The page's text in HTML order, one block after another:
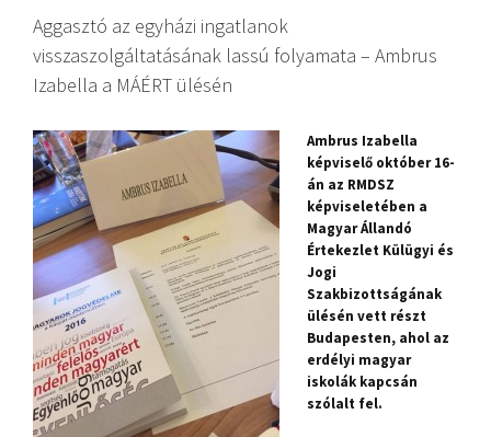
Aggasztó az egyházi ingatlanok
visszaszolgáltatásának lassú folyamata – Ambrus
Izabella a MÁÉRT ülésén
Ambrus Izabella
képviselő október 16-
án az RMDSZ
képviseletében a
Magyar Állandó
Értekezlet Külügyi és
Jogi
Szakbizottságának
ülésén vett részt
Budapesten, ahol az
erdélyi magyar
iskolák kapcsán
szólalt fel.